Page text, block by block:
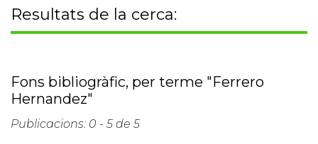
Resultats de la cerca:
Fons bibliogràfic, per terme "Ferrero
Hernandez"
Publicacions: 0 - 5 de 5